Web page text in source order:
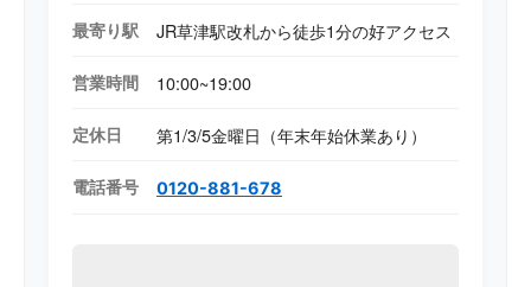
最寄り駅 JR草津駅改札から徒歩1分の好アクセス
営業時間 10:00~19:00
定休日 第1/3/5金曜日（年末年始休業あり）
電話番号 0120-881-678